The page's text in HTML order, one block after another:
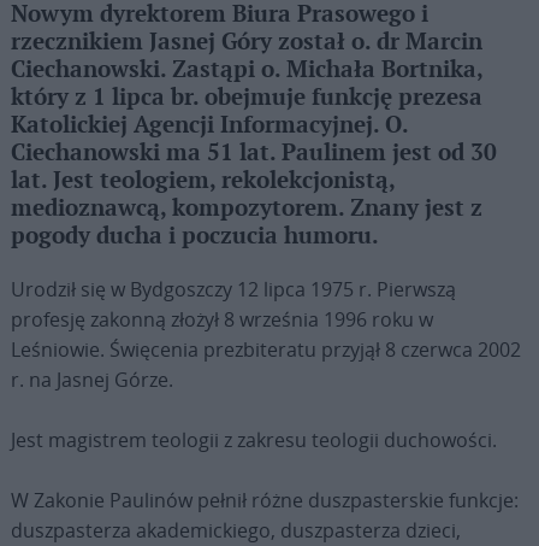
Nowym dyrektorem Biura Prasowego i
rzecznikiem Jasnej Góry został o. dr Marcin
Ciechanowski. Zastąpi o. Michała Bortnika,
który z 1 lipca br. obejmuje funkcję prezesa
Katolickiej Agencji Informacyjnej. O.
Ciechanowski ma 51 lat. Paulinem jest od 30
lat. Jest teologiem, rekolekcjonistą,
medioznawcą, kompozytorem. Znany jest z
pogody ducha i poczucia humoru.
Urodził się w Bydgoszczy 12 lipca 1975 r. Pierwszą
profesję zakonną złożył 8 września 1996 roku w
Leśniowie. Święcenia prezbiteratu przyjął 8 czerwca 2002
r. na Jasnej Górze.
Jest magistrem teologii z zakresu teologii duchowości.
W Zakonie Paulinów pełnił różne duszpasterskie funkcje:
duszpasterza akademickiego, duszpasterza dzieci,